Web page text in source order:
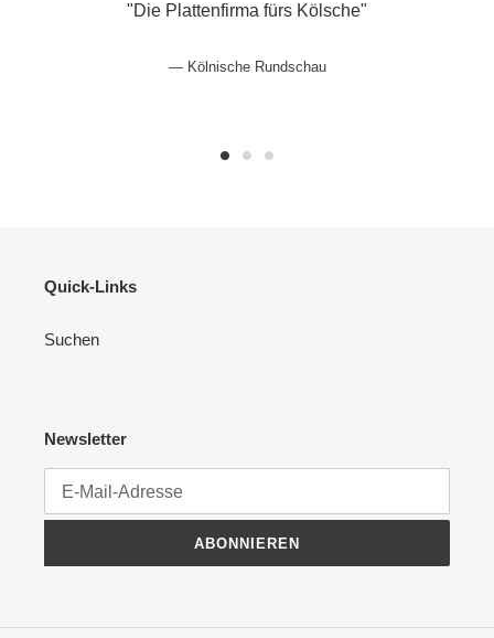
"Die Plattenfirma fürs Kölsche"
Kölnische Rundschau
Quick-Links
Suchen
Newsletter
ABONNIEREN